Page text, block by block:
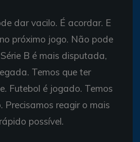
dar vacilo. É acordar. E
próximo jogo. Não pode
B é mais disputada,
Temos que ter
Futebol é jogado. Temos
Precisamos reagir o mais
rápido possível.